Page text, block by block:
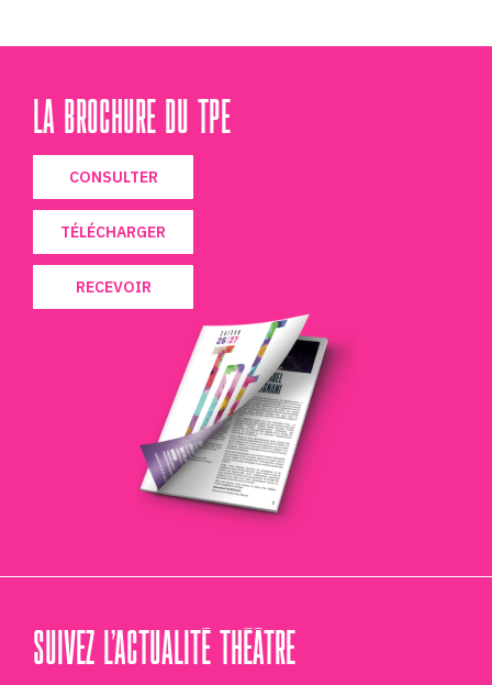
LA BROCHURE DU TPE
CONSULTER
TÉLÉCHARGER
RECEVOIR
SUIVEZ L’ACTUALITÉ THÉÂTRE